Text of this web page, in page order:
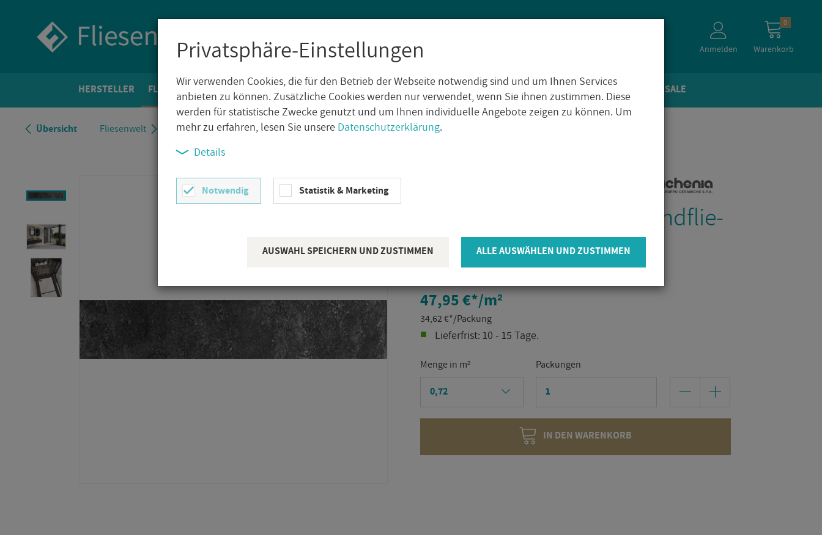
Privatsphäre-Einstellungen
Wir verwenden Cookies, die für den Betrieb der Webseite notwendig sind und um Ihnen Services
anbieten zu können. Zusätzliche Cookies werden nur verwendet, wenn Sie ihnen zustimmen. Diese
werden für statistische Zwecke genutzt und um Ihnen individuelle Angebote zeigen zu können. Um
mehr zu erfahren, lesen Sie unsere Datenschutzerklärung.
Details
Notwendig Statistik & Marketing
AUSWAHL SPEICHERN UND ZUSTIMMEN ALLE AUSWÄHLEN UND ZUSTIMMEN
Anmelden
0
Warenkorb
HER­STEL­LER FLIE­SEN­WELT BO­DEN­FLIE­SEN WAND­FLIE­SEN AUS­SEN­FLIE­SEN DE­KO­RE NA­TUR­STEIN­OP­TIK ZU­BE­HÖR SALE
Über­sicht Flie­sen­welt Vin­ta­ge De­kor­flie­sen Si­che­nia Pro­get­to S7 Wand­flie­sen Nero 8x41cm
Si­che­nia Pro­get­to S7 Wand­flie­
sen Nero 8x41cm
Ar­ti­kel­num­mer:188899
47,95 €*/m²
34,62 €*/Packung
Lie­fer­frist: 10 - 15 Tage.
Menge in m² Packungen
IN DEN WARENKORB